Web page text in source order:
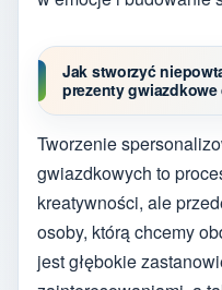
Jak stworzyć
prezenty
Tworzenie
gwiazdkowych to
kreatywności, ale
osoby, którą chcemy
jest głębokie